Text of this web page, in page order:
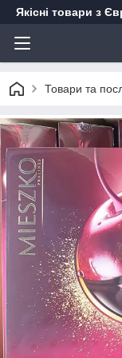
Якісні товари з
Товари та